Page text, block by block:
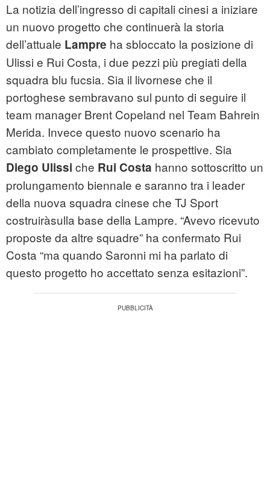
La notizia dell’ingresso di capitali cinesi a iniziare
un nuovo progetto che continuerà la storia
dell’attuale Lampre ha sbloccato la posizione di
Ulissi e Rui Costa, i due pezzi più pregiati della
squadra blu fucsia. Sia il livornese che il
portoghese sembravano sul punto di seguire il
team manager Brent Copeland nel Team Bahrein
Merida. Invece questo nuovo scenario ha
cambiato completamente le prospettive. Sia
Diego Ulissi che Rui Costa hanno sottoscritto un
prolungamento biennale e saranno tra i leader
della nuova squadra cinese che TJ Sport
costruiràsulla base della Lampre. “Avevo ricevuto
proposte da altre squadre” ha confermato Rui
Costa “ma quando Saronni mi ha parlato di
questo progetto ho accettato senza esitazioni”.